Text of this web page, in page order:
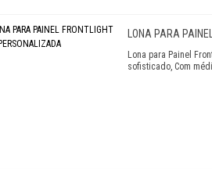
LONA PARA
Lona para Painel
sofisticado, Com